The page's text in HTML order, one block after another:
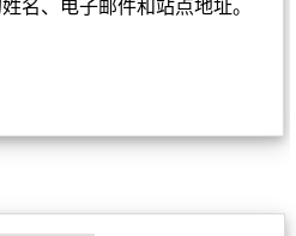
名、电子邮件和站点地址。